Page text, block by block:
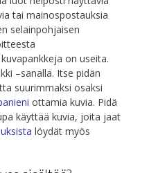
tai mainospostauksia
selainpohjaisen
on useita.
–sanalla. Itse pidän
suurimmaksi osaksi
ottamia kuvia. Pidä
käyttää kuvia, joita jaat
löydät myös